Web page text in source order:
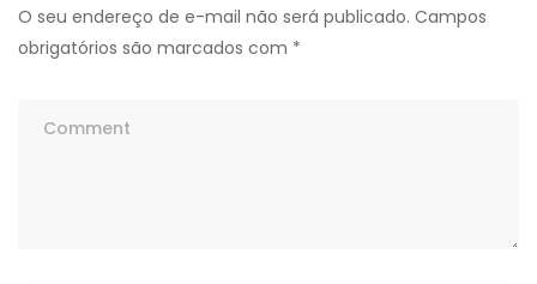
O seu endereço de e-mail não será publicado. Campos
obrigatórios são marcados com *